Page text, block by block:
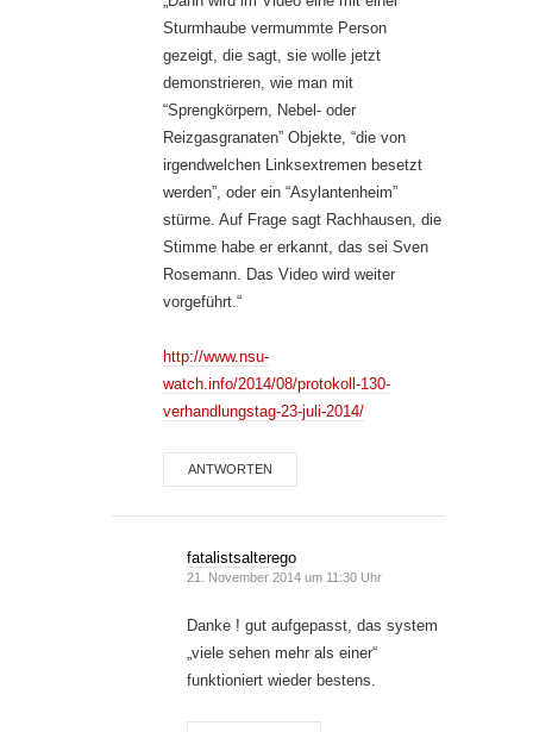
Sturmhaube vermummte Person
gezeigt, die sagt, sie wolle jetzt
demonstrieren, wie man mit
“Sprengkörpern, Nebel- oder
Reizgasgranaten” Objekte, “die von
irgendwelchen Linksextremen besetzt
werden”, oder ein “Asylantenheim”
stürme. Auf Frage sagt Rachhausen, die
Stimme habe er erkannt, das sei Sven
Rosemann. Das Video wird weiter
vorgeführt.“
http://www.nsu-
watch.info/2014/08/protokoll-130-
verhandlungstag-23-juli-2014/
ANTWORTEN
fatalistsalterego
21. November 2014 um 11:30 Uhr
Danke ! gut aufgepasst, das system
„viele sehen mehr als einer“
funktioniert wieder bestens.